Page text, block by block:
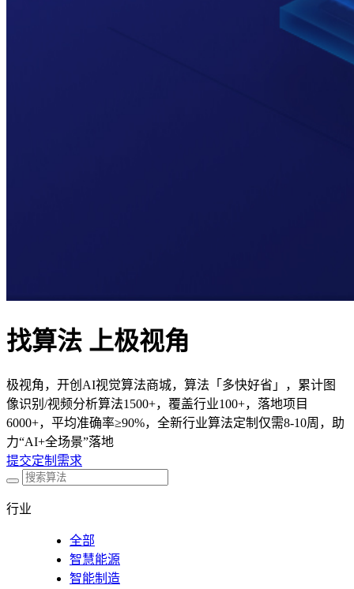
找算法 上极视角
极视角，开创AI视觉算法商城，算法「多快好省」，累计图
像识别/视频分析算法1500+，覆盖行业100+，落地项目
6000+，平均准确率≥90%，全新行业算法定制仅需8-10周，助
力“AI+全场景”落地
提交定制需求
行业
全部
智慧能源
智能制造